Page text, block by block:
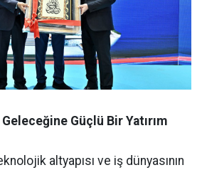
Geleceğine Güçlü Bir Yatırım
altyapısı ve iş dünyasının